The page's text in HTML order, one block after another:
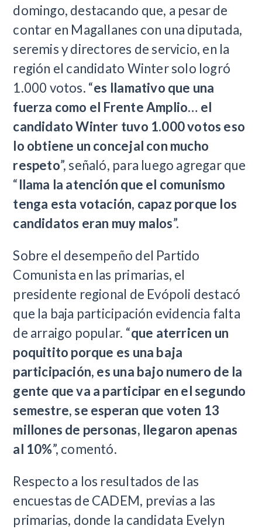
domingo, destacando que, a pesar de
contar en Magallanes con una diputada,
seremis y directores de servicio, en la
región el candidato Winter solo logró
1.000 votos. “es llamativo que una
fuerza como el Frente Amplio… el
candidato Winter tuvo 1.000 votos eso
lo obtiene un concejal con mucho
respeto”, señaló, para luego agregar que
“llama la atención que el comunismo
tenga esta votación, capaz porque los
candidatos eran muy malos”.
Sobre el desempeño del Partido
Comunista en las primarias, el
presidente regional de Evópoli destacó
que la baja participación evidencia falta
de arraigo popular. “que aterricen un
poquitito porque es una baja
participación, es una bajo numero de la
gente que va a participar en el segundo
semestre, se esperan que voten 13
millones de personas, llegaron apenas
al 10%”, comentó.
Respecto a los resultados de las
encuestas de CADEM, previas a las
primarias, donde la candidata Evelyn